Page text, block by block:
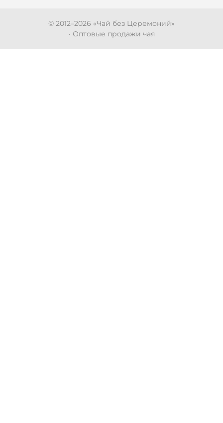
© 2012–2026 «Чай без Церемоний»
· Оптовые продажи чая